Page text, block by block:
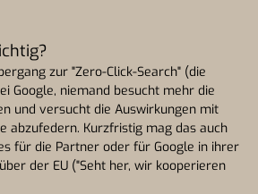
zur "Zero-Click-Search" (die
Google, niemand besucht mehr die
und versucht die Auswirkungen mit
abzufedern. Kurzfristig mag das auch
für die Partner oder für Google in ihrer
der EU ("Seht her, wir kooperieren